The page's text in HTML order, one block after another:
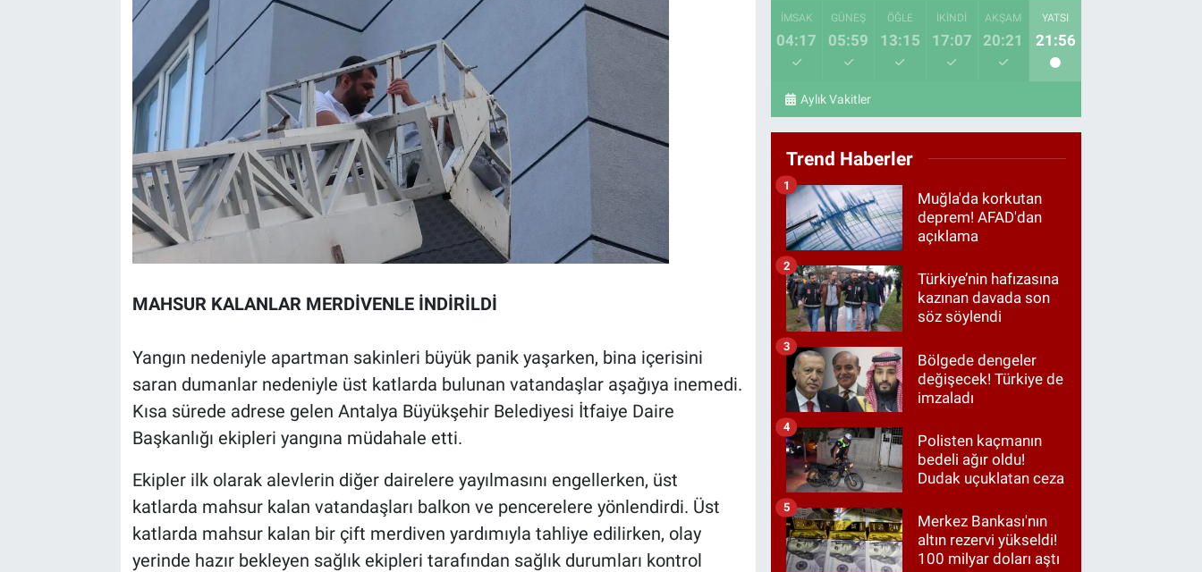
MAHSUR KALANLAR MERDİVENLE İNDİRİLDİ
Yangın nedeniyle apartman sakinleri büyük panik yaşarken, bina içerisini
saran dumanlar nedeniyle üst katlarda bulunan vatandaşlar aşağıya inemedi.
Kısa sürede adrese gelen Antalya Büyükşehir Belediyesi İtfaiye Daire
Başkanlığı ekipleri yangına müdahale etti.
Ekipler ilk olarak alevlerin diğer dairelere yayılmasını engellerken, üst
katlarda mahsur kalan vatandaşları balkon ve pencerelere yönlendirdi. Üst
katlarda mahsur kalan bir çift merdiven yardımıyla tahliye edilirken, olay
yerinde hazır bekleyen sağlık ekipleri tarafından sağlık durumları kontrol
İMSAK
04:17
GÜNEŞ
05:59
ÖĞLE
13:15
İKINDI
17:07
AKŞAM
20:21
YATSI
21:56
Aylık Vakitler
Trend Haberler
Muğla'da korkutan
deprem! AFAD'dan
açıklama
1
Türkiye’nin hafızasına
kazınan davada son
söz söylendi
2
Bölgede dengeler
değişecek! Türkiye de
imzaladı
3
Polisten kaçmanın
bedeli ağır oldu!
Dudak uçuklatan ceza
4
Merkez Bankası'nın
altın rezervi yükseldi!
100 milyar doları aştı
5